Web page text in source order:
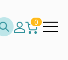
0